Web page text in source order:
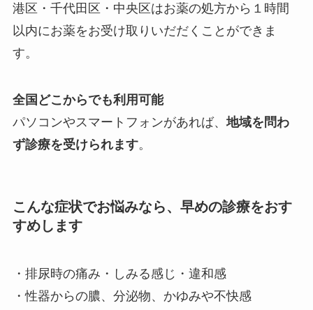
港区・千代田区・中央区はお薬の処方から１時間
以内にお薬をお受け取りいだだくことができま
す。
全国どこからでも利用可能
パソコンやスマートフォンがあれば、地域を問わ
ず診療を受けられます。
こんな症状でお悩みなら、早めの診療をおす
すめします
・排尿時の痛み・しみる感じ・違和感
・性器からの膿、分泌物、かゆみや不快感